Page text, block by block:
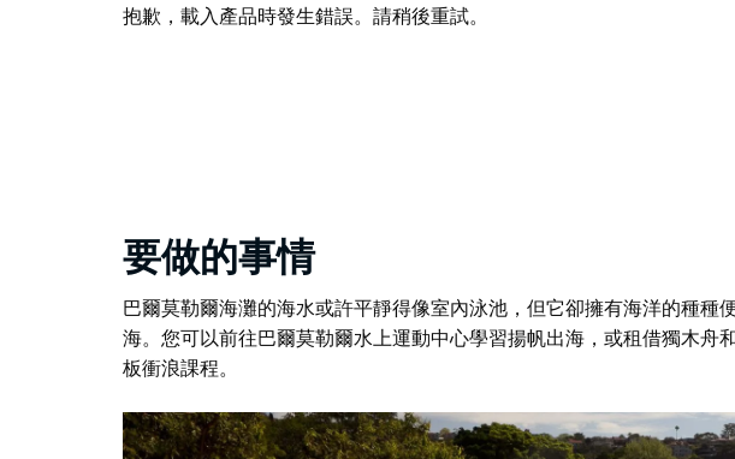
抱歉，載入產品時發生錯誤。請稍後重試。
要做的事情
巴爾莫勒爾海灘的海水或許平靜得像室內泳池，但它卻擁有海洋的種種
海。您可以前往巴爾莫勒爾水上運動中心學習揚帆出海，或租借獨木
板衝浪課程。